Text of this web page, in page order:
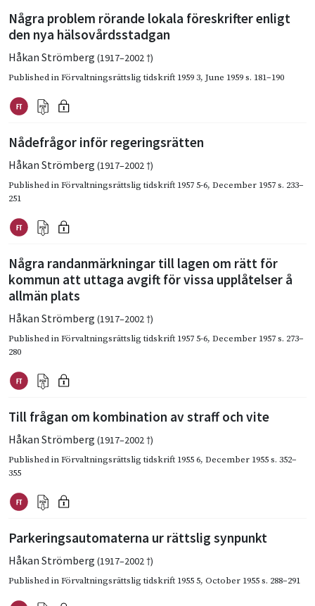
Några problem rörande lokala föreskrifter enligt
den nya hälsovårdsstadgan
Håkan Strömberg (1917–2002 †)
Published inFörvaltningsrättslig tidskrift 1959 3, June 1959s. 181–190
Nådefrågor inför regeringsrätten
Håkan Strömberg (1917–2002 †)
Published inFörvaltningsrättslig tidskrift 1957 5-6, December 1957s. 233–
251
Några randanmärkningar till lagen om rätt för
kommun att uttaga avgift för vissa upplåtelser å
allmän plats
Håkan Strömberg (1917–2002 †)
Published inFörvaltningsrättslig tidskrift 1957 5-6, December 1957s. 273–
280
Till frågan om kombination av straff och vite
Håkan Strömberg (1917–2002 †)
Published inFörvaltningsrättslig tidskrift 1955 6, December 1955s. 352–
355
Parkeringsautomaterna ur rättslig synpunkt
Håkan Strömberg (1917–2002 †)
Published inFörvaltningsrättslig tidskrift 1955 5, October 1955s. 288–291